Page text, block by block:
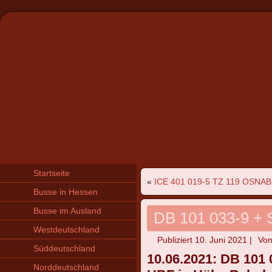
Startseite
Busse in Hessen
Busse im Ausland
Westdeutschland
Süddeutschland
Norddeutschland
« ICE 401 019-5 TZ 119
DB 101 033-9 +
Publiziert 10. Juni 2021 | Von
10.06.2021: DB